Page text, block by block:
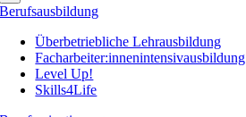
Berufsausbildung
Überbetriebliche Lehrausbildung
Facharbeiter:innenintensivausbildung
Level Up!
Skills4Life